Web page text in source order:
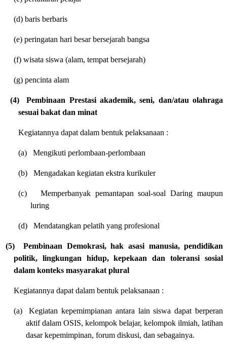
(d) baris berbaris
(e) peringatan hari besar bersejarah bangsa
(f) wisata siswa (alam, tempat bersejarah)
(g) pencinta alam
(4)
Pembinaan Prestasi akademik, seni, dan/atau olahraga
sesuai bakat dan minat
Kegiatannya dapat dalam bentuk pelaksanaan :
(a) Mengikuti perlombaan-perlombaan
(b) Mengadakan kegiatan ekstra kurikuler
(c)
Memperbanyak pemantapan soal-soal Daring maupun
luring
(d) Mendatangkan pelatih yang profesional
(5)
Pembinaan Demokrasi, hak asasi manusia, pendidikan
politik, lingkungan hidup, kepekaan dan toleransi sosial
dalam konteks masyarakat plural
Kegiatannya dapat dalam bentuk pelaksanaan :
(a)
Kegiatan kepemimpianan antara lain siswa dapat berperan
aktif dalam OSIS, kelompok belajar, kelompok ilmiah, latihan
dasar kepemimpinan, forum diskusi, dan sebagainya.